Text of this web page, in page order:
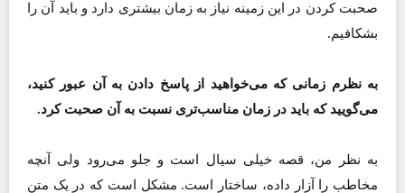
صحبت کردن در این زمینه نیاز به زمان بیشتری دارد و باید‌ آن را
بشکافیم.
به نظرم زمانی که می‌خواهید از پاسخ دادن به‌ آن عبور کنید،
می‌گویید که باید در زمان مناسب‌‌تری نسبت به آن صحبت کرد.
به نظر من، قصه خیلی سیال است و جلو می‌رود ولی‌ آنچه
مخاطب را آزار داده، ساختار است. مشکل است که در یک متن